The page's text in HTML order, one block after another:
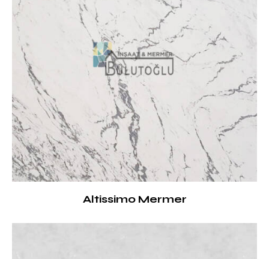
Altissimo Mermer